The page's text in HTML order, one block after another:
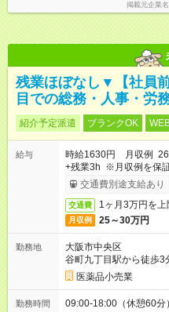
掲載元企業名
残業ほぼなし▼【社員
目での総務・人事・労
紹介予定派遣 ブランクOK
給与
時給1630円 月収例 26
+残業3h ※月収例を保
交通費別途支給あり
交通費 1ヶ月3万円を
月収例 25～30万円
勤務地
大阪市中央区
谷町九丁目駅から徒歩3
医薬品小売業
勤務時間 09:00-18:00（休憩60分